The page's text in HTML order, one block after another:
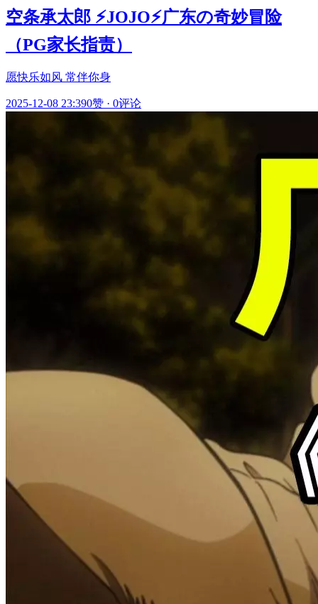
空条承太郎 ⚡️JOJO⚡️广东の奇妙冒险
（PG家长指责）
愿快乐如风 常伴你身
2025-12-08 23:390赞 · 0评论